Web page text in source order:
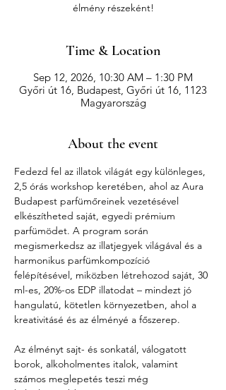
élmény részeként!
Time & Location
Sep 12, 2026, 10:30 AM – 1:30 PM
Győri út 16, Budapest, Győri út 16, 1123
Magyarország
About the event
Fedezd fel az illatok világát egy különleges,
2,5 órás workshop keretében, ahol az Aura
Budapest parfümőreinek vezetésével
elkészítheted saját, egyedi prémium
parfümödet. A program során
megismerkedsz az illatjegyek világával és a
harmonikus parfümkompozíció
felépítésével, miközben létrehozod saját, 30
ml-es, 20%-os EDP illatodat – mindezt jó
hangulatú, kötetlen környezetben, ahol a
kreativitásé és az élményé a főszerep.
Az élményt sajt- és sonkatál, válogatott
borok, alkoholmentes italok, valamint
számos meglepetés teszi még